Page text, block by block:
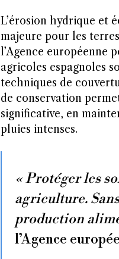
L’érosion hydrique et
majeure pour les
l’Agence européenne
agricoles espagnoles
techniques de
de conservation
significative, en
pluies intenses.
« Protéger les
agriculture.
production
l’Agence